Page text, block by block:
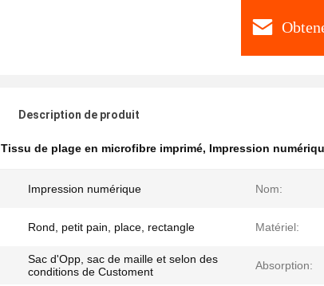
Description de produit
Tissu de plage en microfibre imprimé, Impression
Impression numérique Nom:
Rond, petit pain, place, rectangle Matériel:
Sac d'Opp, sac de maille et selon des
conditions de Customent
Absorption: